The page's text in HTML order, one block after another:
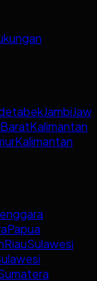
Jambi
Kalimantan
Kalimantan
Papua
RiauSulawesi